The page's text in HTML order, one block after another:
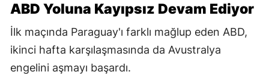
ABD Yoluna Kayıpsız Devam Ediyor
İlk maçında Paraguay'ı farklı mağlup eden ABD,
ikinci hafta karşılaşmasında da Avustralya
engelini aşmayı başardı.